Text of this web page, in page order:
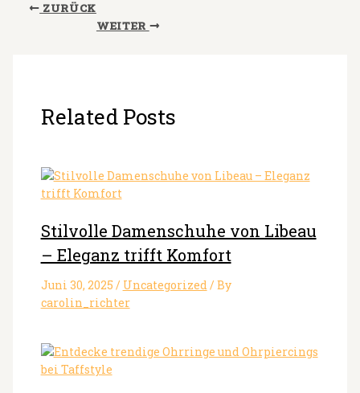
ZURÜCK
WEITER
Related Posts
Stilvolle Damenschuhe von Libeau
– Eleganz trifft Komfort
Juni 30, 2025 / Uncategorized/ By
carolin_richter